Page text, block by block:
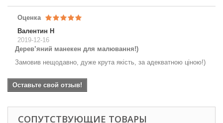
Оценка
Валентин Н
2019-12-16
Дерев’яний манекен для малювання!)
Замовив нещодавно, дуже крута якість, за адекватною ціною!)
Оставьте свой отзыв!
СОПУТСТВУЮЩИЕ ТОВАРЫ